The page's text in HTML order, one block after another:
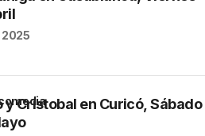
2025
y Cristobal en Curicó, Sábado